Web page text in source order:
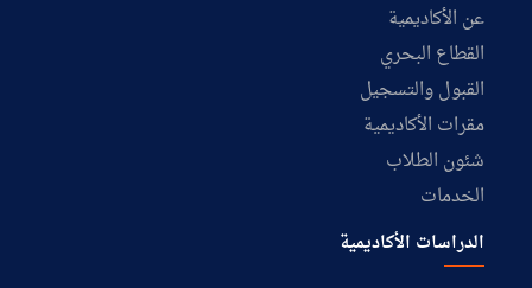
عن الأكاديمية
القطاع البحري
القبول والتسجيل
مقرات الأكاديمية
شئون الطلاب
الخدمات
الدراسات الأكاديمية